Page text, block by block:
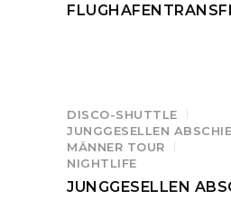
DISCO-SHUTTLE
JUNGGESELLEN
MÄNNER TOUR
NIGHTLIFE
JUNGGESELLEN